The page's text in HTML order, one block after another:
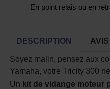
En point relais ou en
DESCRIPTION
Soyez malin, pensez aux
Yamaha, votre Tricity 300
Un kit de vidange moteur